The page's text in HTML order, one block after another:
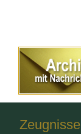
Zeugnisse